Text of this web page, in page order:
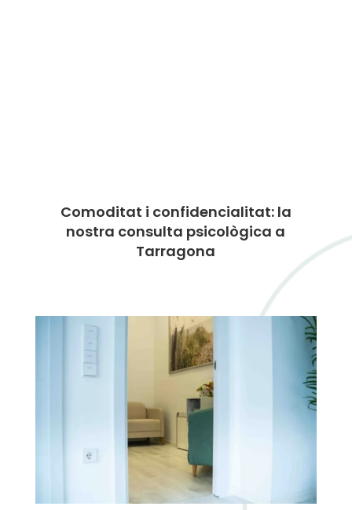
Comoditat i confidencialitat: la
nostra consulta psicològica a
Tarragona